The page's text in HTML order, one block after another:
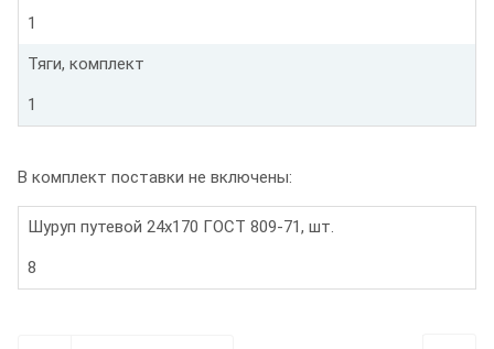
1
Тяги, комплект
1
В комплект поставки не включены:
Шуруп путевой 24х170 ГОСТ 809-71, шт.
8